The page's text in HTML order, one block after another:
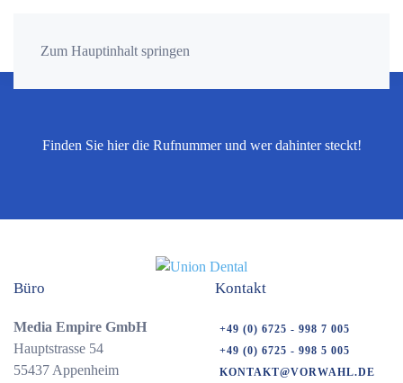
Zum Hauptinhalt springen
Finden Sie hier die Rufnummer und wer dahinter steckt!
Büro
Media Empire GmbH
Hauptstrasse 54
55437 Appenheim
Kontakt
+49 (0) 6725 - 998 7 005
+49 (0) 6725 - 998 5 005
KONTAKT@VORWAHL.DE